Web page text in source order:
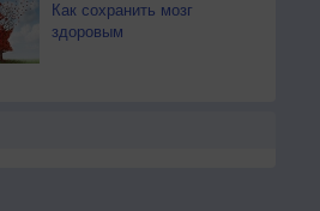
Как сохранить мозг
здоровым